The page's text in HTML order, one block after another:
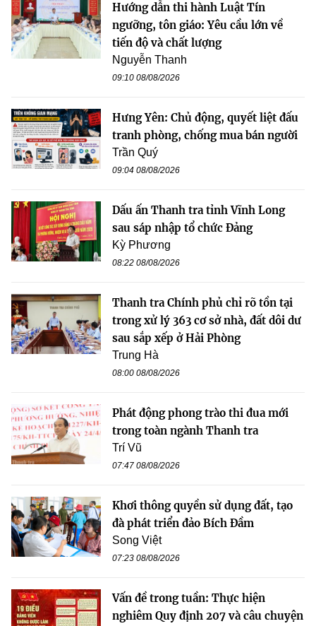
Hướng dẫn thi hành Luật Tín
ngưỡng, tôn giáo: Yêu cầu lớn về
tiến độ và chất lượng
Nguyễn Thanh
09:10 08/08/2026
Hưng Yên: Chủ động, quyết liệt đấu
tranh phòng, chống mua bán người
Trần Quý
09:04 08/08/2026
Dấu ấn Thanh tra tỉnh Vĩnh Long
sau sáp nhập tổ chức Đảng
Kỳ Phương
08:22 08/08/2026
Thanh tra Chính phủ chỉ rõ tồn tại
trong xử lý 363 cơ sở nhà, đất dôi dư
sau sắp xếp ở Hải Phòng
Trung Hà
08:00 08/08/2026
Phát động phong trào thi đua mới
trong toàn ngành Thanh tra
Trí Vũ
07:47 08/08/2026
Khơi thông quyền sử dụng đất, tạo
đà phát triển đảo Bích Đầm
Song Việt
07:23 08/08/2026
Vấn đề trong tuần: Thực hiện
nghiêm Quy định 207 và câu chuyện